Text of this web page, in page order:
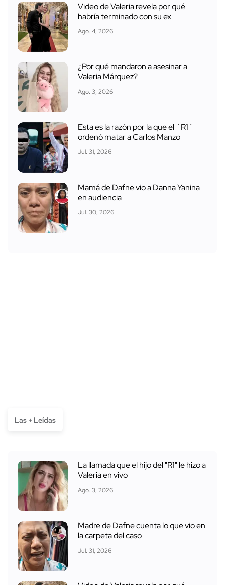
Video de Valeria revela por qué
habría terminado con su ex
Ago. 4, 2026
¿Por qué mandaron a asesinar a
Valeria Márquez?
Ago. 3, 2026
Esta es la razón por la que el ´R1´
ordenó matar a Carlos Manzo
Jul. 31, 2026
Mamá de Dafne vio a Danna Yanina
en audiencia
Jul. 30, 2026
Las + Leídas
La llamada que el hijo del "R1" le hizo a
Valeria en vivo
Ago. 3, 2026
Madre de Dafne cuenta lo que vio en
la carpeta del caso
Jul. 31, 2026